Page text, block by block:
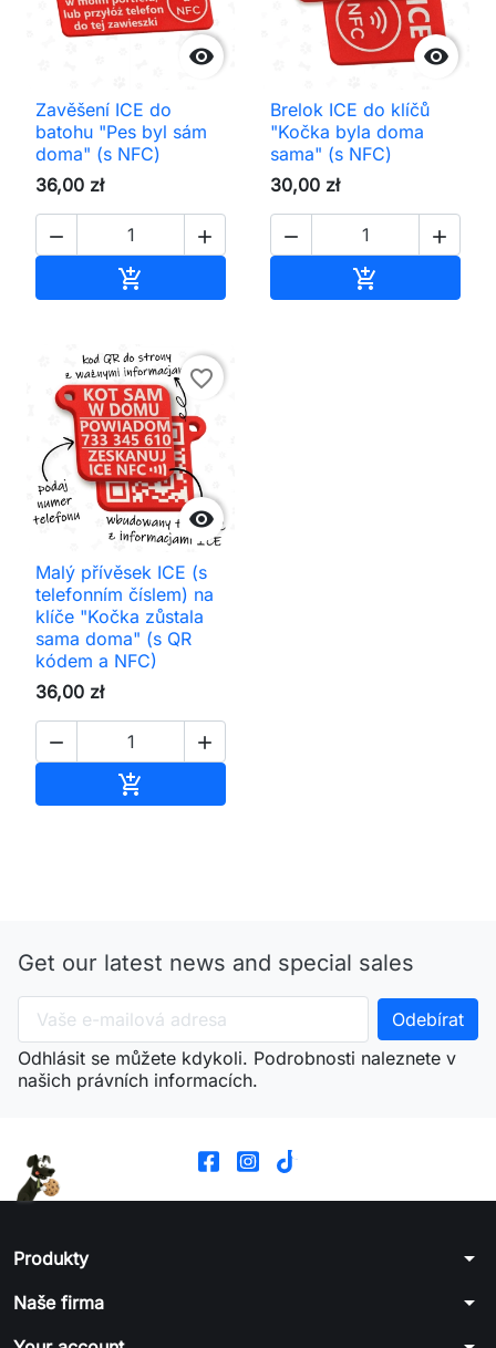

Zavěšení ICE do
batohu "Pes byl sám
doma" (s NFC)
36,00 zł
 


Brelok ICE do klíčů
"Kočka byla doma
sama" (s NFC)
30,00 zł
 


favorite_border
Malý přívěsek ICE (s
telefonním číslem) na
klíče "Kočka zůstala
sama doma" (s QR
kódem a NFC)
36,00 zł
 

Get our latest news and special sales
Odhlásit se můžete kdykoli. Podrobnosti naleznete v
našich právních informacích.
Produkty arrow_drop_down
Naše firma arrow_drop_down